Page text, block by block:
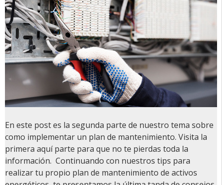
En este post es la segunda parte de nuestro tema sobre
como implementar un plan de mantenimiento. Visita la
primera aquí parte para que no te pierdas toda la
información. Continuando con nuestros tips para
realizar tu propio plan de mantenimiento de activos